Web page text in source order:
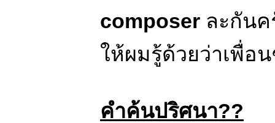
composer ละกัน
ให้ผมรู้ด้วยว่าเพื่อ
คำค้นปริศนา??